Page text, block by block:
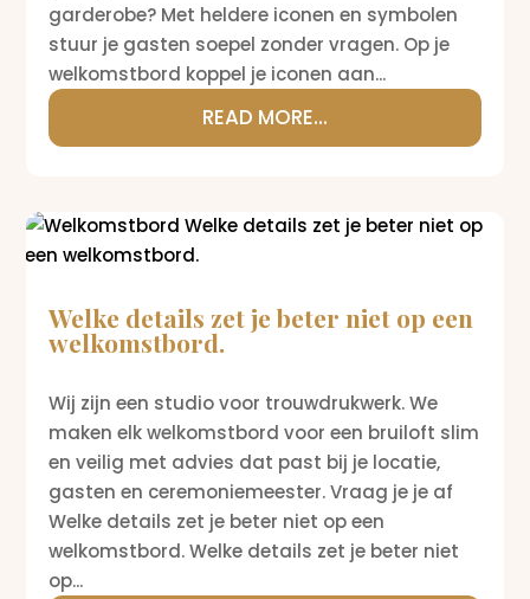
garderobe? Met heldere iconen en symbolen
stuur je gasten soepel zonder vragen. Op je
welkomstbord koppel je iconen aan...
READ MORE...
Welke details zet je beter niet op een
welkomstbord.
Wij zijn een studio voor trouwdrukwerk. We
maken elk welkomstbord voor een bruiloft slim
en veilig met advies dat past bij je locatie,
gasten en ceremoniemeester. Vraag je je af
Welke details zet je beter niet op een
welkomstbord. Welke details zet je beter niet
op...